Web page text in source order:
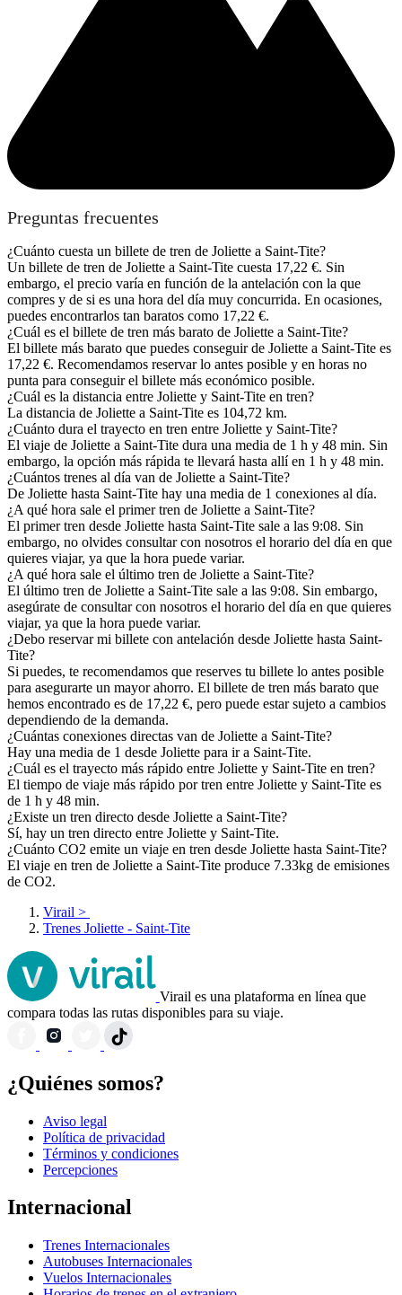
Preguntas frecuentes
¿Cuánto cuesta un billete de tren de Joliette a Saint-Tite?
Un billete de tren de Joliette a Saint-Tite cuesta 17,22 €. Sin
embargo, el precio varía en función de la antelación con la que
compres y de si es una hora del día muy concurrida. En ocasiones,
puedes encontrarlos tan baratos como 17,22 €.
¿Cuál es el billete de tren más barato de Joliette a Saint-Tite?
El billete más barato que puedes conseguir de Joliette a Saint-Tite es
17,22 €. Recomendamos reservar lo antes posible y en horas no
punta para conseguir el billete más económico posible.
¿Cuál es la distancia entre Joliette y Saint-Tite en tren?
La distancia de Joliette a Saint-Tite es 104,72 km.
¿Cuánto dura el trayecto en tren entre Joliette y Saint-Tite?
El viaje de Joliette a Saint-Tite dura una media de 1 h y 48 min. Sin
embargo, la opción más rápida te llevará hasta allí en 1 h y 48 min.
¿Cuántos trenes al día van de Joliette a Saint-Tite?
De Joliette hasta Saint-Tite hay una media de 1 conexiones al día.
¿A qué hora sale el primer tren de Joliette a Saint-Tite?
El primer tren desde Joliette hasta Saint-Tite sale a las 9:08. Sin
embargo, no olvides consultar con nosotros el horario del día en que
quieres viajar, ya que la hora puede variar.
¿A qué hora sale el último tren de Joliette a Saint-Tite?
El último tren de Joliette a Saint-Tite sale a las 9:08. Sin embargo,
asegúrate de consultar con nosotros el horario del día en que quieres
viajar, ya que la hora puede variar.
¿Debo reservar mi billete con antelación desde Joliette hasta Saint-
Tite?
Si puedes, te recomendamos que reserves tu billete lo antes posible
para asegurarte un mayor ahorro. El billete de tren más barato que
hemos encontrado es de 17,22 €, pero puede estar sujeto a cambios
dependiendo de la demanda.
¿Cuántas conexiones directas van de Joliette a Saint-Tite?
Hay una media de 1 desde Joliette para ir a Saint-Tite.
¿Cuál es el trayecto más rápido entre Joliette y Saint-Tite en tren?
El tiempo de viaje más rápido por tren entre Joliette y Saint-Tite es
de 1 h y 48 min.
¿Existe un tren directo desde Joliette a Saint-Tite?
Sí, hay un tren directo entre Joliette y Saint-Tite.
¿Cuánto CO2 emite un viaje en tren desde Joliette hasta Saint-Tite?
El viaje en tren de Joliette a Saint-Tite produce 7.33kg de emisiones
de CO2.
Virail >
Trenes Joliette - Saint-Tite
Virail es una plataforma en línea que
compara todas las rutas disponibles para su viaje.
¿Quiénes somos?
Aviso legal
Política de privacidad
Términos y condiciones
Percepciones
Internacional
Trenes Internacionales
Autobuses Internacionales
Vuelos Internacionales